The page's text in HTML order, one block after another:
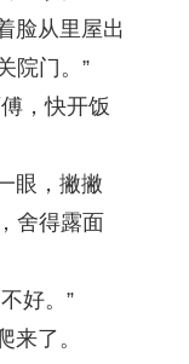
从里屋出
院门。”
，快开饭
，撇撇
舍得露面
好。”
了。